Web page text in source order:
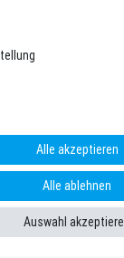
ich die
widerrufen.**
Abonnieren
** Hierbei
abonnieren. Bitte
regelmäßig und
Produktsortiment
Alle akzeptieren
Alle ablehnen
Auswahl